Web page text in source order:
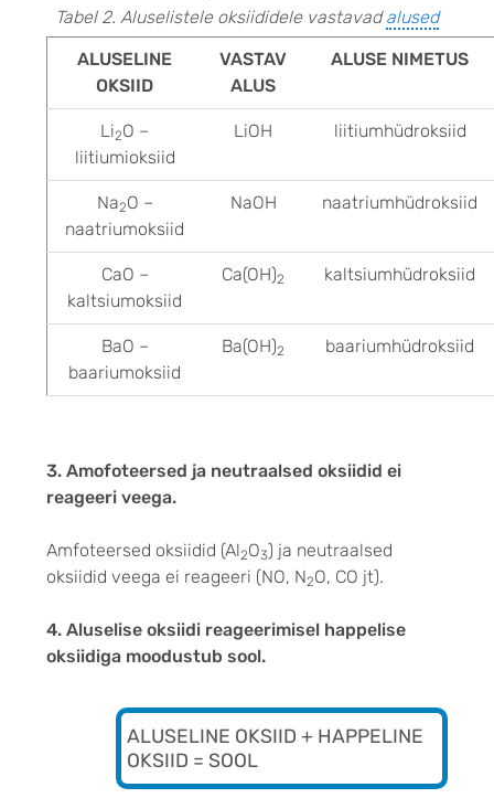
Tabel 2. Aluselistele oksiididele vastavadalused
ALUSELINE
OKSIID
VASTAV
ALUS
ALUSE NIMETUS
Li2O –
liitiumioksiid
LiOH liitiumhüdroksiid
Na2O –
naatriumoksiid
NaOH naatriumhüdroksiid
CaO –
kaltsiumoksiid
Ca(OH)2 kaltsiumhüdroksiid
BaO –
baariumoksiid
Ba(OH)2 baariumhüdroksiid
3. Amofoteersed ja neutraalsed oksiidid ei
reageeri veega.
Amfoteersed oksiidid (Al2O3) ja neutraalsed
oksiidid veega ei reageeri (NO, N2O, CO jt).
4. Aluselise oksiidi reageerimisel happelise
oksiidiga moodustub sool.
ALUSELINE OKSIID + HAPPELINE
OKSIID = SOOL